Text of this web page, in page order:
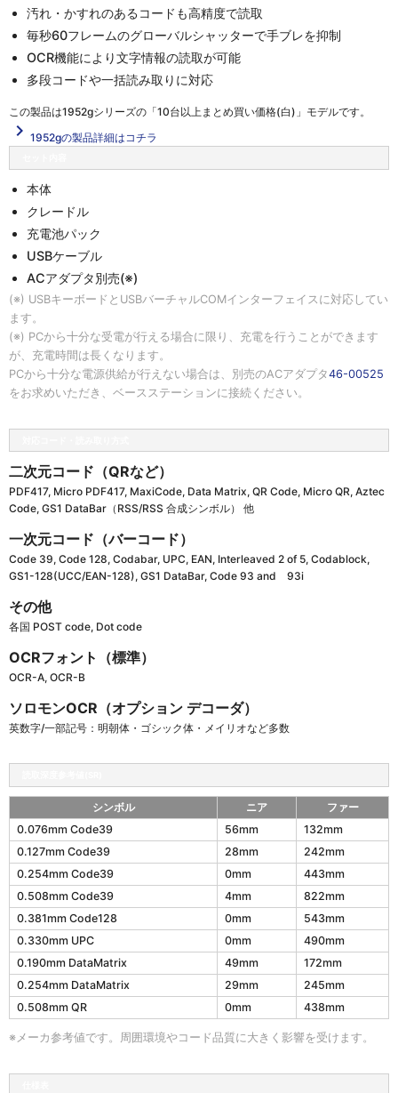
汚れ・かすれのあるコードも高精度で読取
毎秒60フレームのグローバルシャッターで手ブレを抑制
OCR機能により文字情報の読取が可能
多段コードや一括読み取りに対応
この製品は1952gシリーズの「10台以上まとめ買い価格(白)」 モデルです。
navigate_next 1952gの製品詳細はコチラ
本体
クレードル
充電池パック
USBケーブル
ACアダプタ別売(※)
(※) USBキーボードとUSBバーチャルCOMインターフェイスに対応してい
ます。
(※) PCから十分な受電が行える場合に限り、充電を行うことができます
が、充電時間は長くなります。
PCから十分な電源供給が行えない場合は、別売のACアダプタ46-00525
をお求めいただき、ベースステーションに接続ください。
二次元コード（QRなど）
PDF417, Micro PDF417, MaxiCode, Data Matrix, QR Code, Micro QR, Aztec
Code, GS1 DataBar（RSS/RSS 合成シンボル） 他
一次元コード（バーコード）
Code 39, Code 128, Codabar, UPC, EAN, Interleaved 2 of 5, Codablock,
GS1-128(UCC/EAN-128), GS1 DataBar, Code 93 and 93i
その他
各国 POST code, Dot code
OCRフォント（標準）
OCR-A, OCR-B
ソロモンOCR（オプション デコーダ）
英数字/一部記号：明朝体・ゴシック体・メイリオなど多数
9
g
の
読
取
深
度
参
考
値
(
シンボル ニア
ファー
0.076mm Code39
56mm
132mm
0.127mm Code39
28mm
242mm
0.254mm Code39
0mm
443mm
0.508mm Code39
4mm
822mm
0.381mm Code128
0mm
543mm
0.330mm UPC
0mm
490mm
0.190mm DataMatrix
49mm
172mm
0.254mm DataMatrix
29mm
245mm
0.508mm QR
0mm 438mm
※メーカ参考値です。周囲環境やコード品質に大きく影響を受けます。